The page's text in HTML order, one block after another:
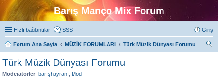
Barış Manço Mix Forum
Hızlı bağlantılar SSS Giriş
Forum Ana Sayfa MÜZİK FORUMLARI
Türk Müzik Dünyası Forumu
Türk Müzik Dünyası Forumu
Moderatörler: barışhayranı Mod